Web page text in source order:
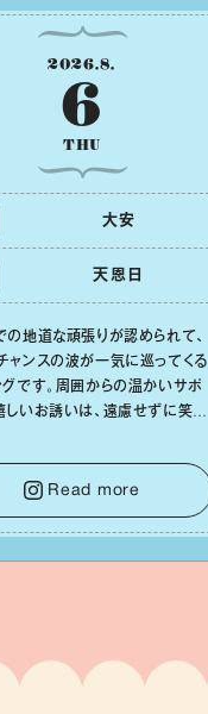
2026.8.
6
THU
⼤安
天恩⽇
の地道な頑張りが認められて、
ャンスの波が⼀気に巡ってくる
グです。周囲からの温かいサポ
しいお誘いは、遠慮せずに笑顔
ていくイメージを持って⼀歩を
て。⼀⼈⼀⼈の良いところが混
、ハッピーな未来が形作られて
。
Read more